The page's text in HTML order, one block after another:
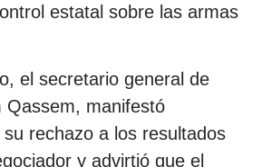
estatal sobre las armas
el secretario general de
Qassem, manifestó
rechazo a los resultados
y advirtió que el